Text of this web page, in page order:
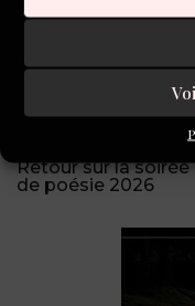
Retour sur la
de poésie 2026